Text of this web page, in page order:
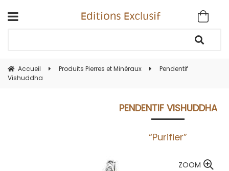
Accueil Produits Pierres et Minéraux
Pendentif
Vishuddha
PENDENTIF VISHUDDHA
“Purifier”
ZOOM